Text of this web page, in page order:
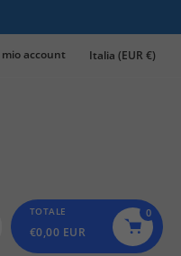
mio account Italia (EUR €)
TOTALE
€0,00 EUR
0